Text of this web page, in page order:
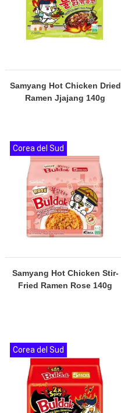
Samyang Hot Chicken Dried
Ramen Jjajang 140g
Samyang Hot Chicken Stir-
Fried Ramen Rose 140g
Corea del Sud
Corea del Sud